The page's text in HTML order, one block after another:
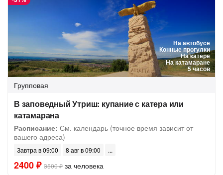
На автобусе
Конные прогулки
На катере
На катамаране
5 часов
Групповая
В заповедный Утриш: купание с катера или
катамарана
Расписание: См. календарь (точное время зависит от
вашего адреса)
Завтра в 09:00 8 авг в 09:00
2400 ₽ 3500 ₽ за человека